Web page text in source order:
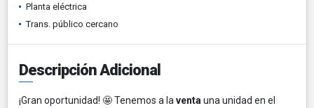
Planta eléctrica
Trans. público cercano
Descripción Adicional
¡Gran oportunidad! 🤩 Tenemos a la venta una unidad en el